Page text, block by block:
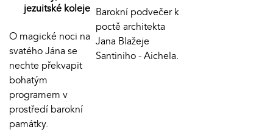
jezuitské koleje
O magické noci na
svatého Jána se
nechte překvapit
bohatým
programem v
prostředí barokní
památky.
Barokní podvečer k
poctě architekta
Jana Blažeje
Santiniho - Aichela.